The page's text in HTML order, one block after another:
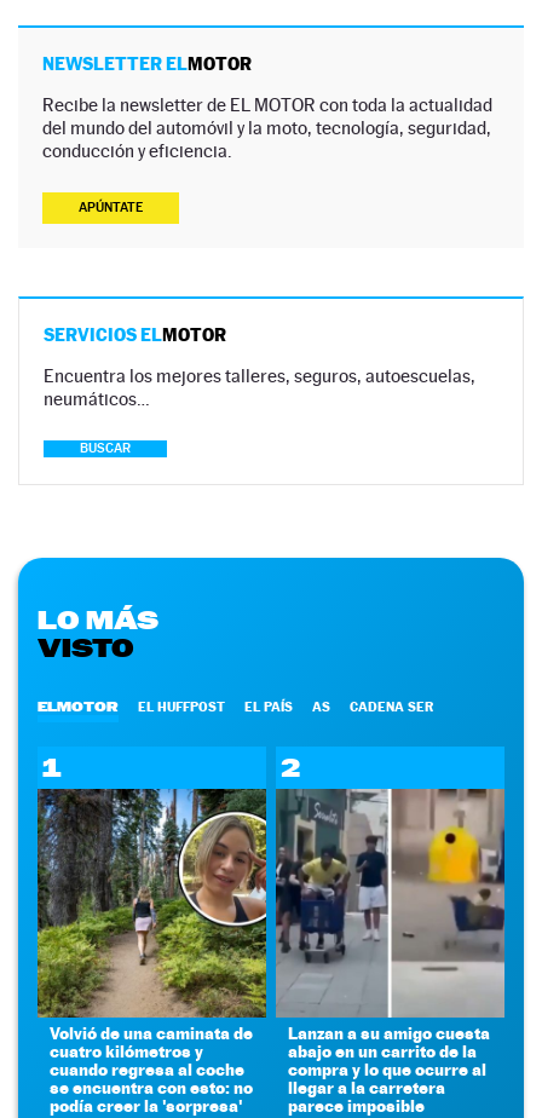
NEWSLETTER ELMOTOR
Recibe la newsletter de EL MOTOR con toda la actualidad
del mundo del automóvil y la moto, tecnología, seguridad,
conducción y eficiencia.
APÚNTATE
SERVICIOS ELMOTOR
Encuentra los mejores talleres, seguros, autoescuelas,
neumáticos…
BUSCAR
LO MÁS
VISTO
ELMOTOR EL HUFFPOST EL PAÍS AS CADENA SER
1
Volvió de una caminata de
cuatro kilómetros y
cuando regresa al coche
se encuentra con esto: no
podía creer la 'sorpresa'
2
Lanzan a su amigo cuesta
abajo en un carrito de la
compra y lo que ocurre al
llegar a la carretera
parece imposible